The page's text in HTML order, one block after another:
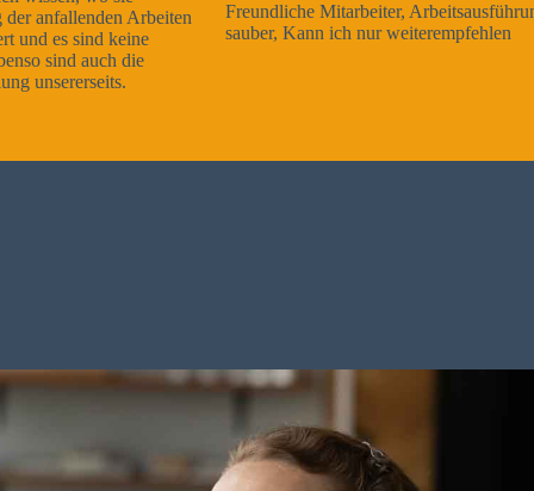
Freundliche Mitarbeiter, Arbeitsausführung sehr gut und sehr
sauber, Kann ich nur weiterempfehlen